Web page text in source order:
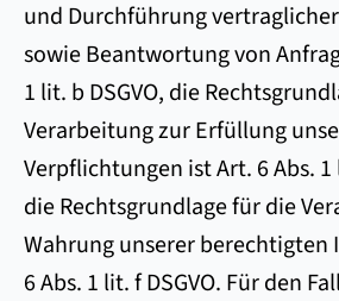
und Durchführung
sowie Beantwortung von
1 lit. b DSGVO, die
Verarbeitung zur Erfüllung
Verpflichtungen ist Art. 6 Abs. 1
die Rechtsgrundlage für die
Wahrung unserer berechtigten
6 Abs. 1 lit. f DSGVO. Für den